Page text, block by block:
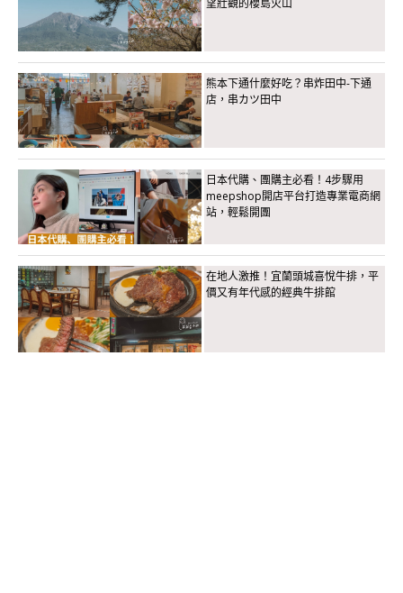
熊本下通什麼好吃？串炸田中-下通
店，串カツ田中
日本代購、團購主必看！4步驟用
meepshop開店平台打造專業電商網
站，輕鬆開團
在地人激推！宜蘭頭城喜悅牛排，平
價又有年代感的經典牛排館